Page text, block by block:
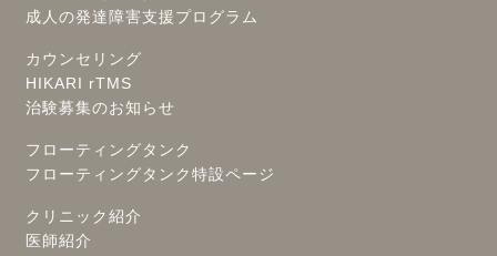
成人の発達障害支援プログラム
カウンセリング
HIKARI rTMS
治験募集のお知らせ
フローティングタンク
フローティングタンク特設ページ
クリニック紹介
医師紹介